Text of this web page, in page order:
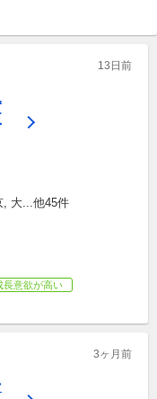
13日前
, 大...他45件
長意欲が高い
3ヶ月前